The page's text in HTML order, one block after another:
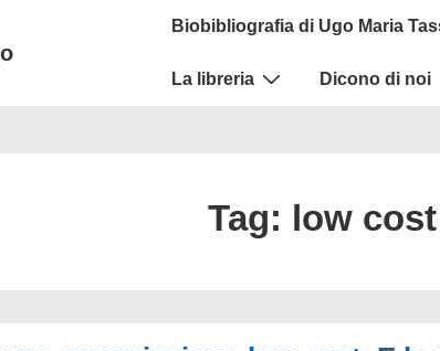
Menu
Biobibliografia di Ugo Maria
La libreria Dicono di noi
Tag: low cost